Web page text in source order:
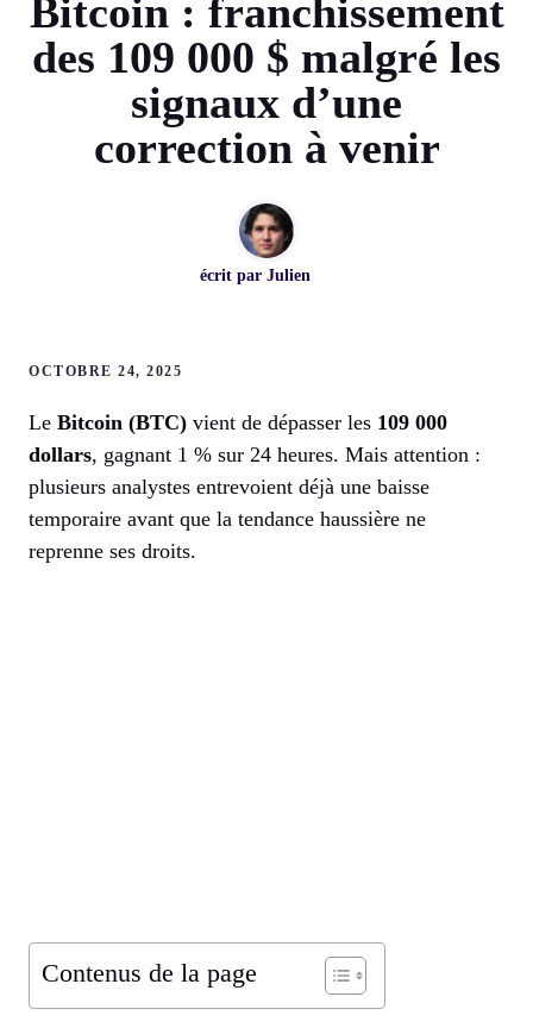
Bitcoin : franchissement
des 109 000 $ malgré les
signaux d’une
correction à venir
écrit par Julien
OCTOBRE 24, 2025
Le Bitcoin (BTC) vient de dépasser les 109 000
dollars, gagnant 1 % sur 24 heures. Mais attention :
plusieurs analystes entrevoient déjà une baisse
temporaire avant que la tendance haussière ne
reprenne ses droits.
Contenus de la page